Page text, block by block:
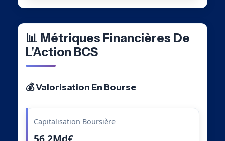
📊 Métriques Financières De
L’Action BCS
💰 Valorisation En Bourse
Capitalisation Boursière